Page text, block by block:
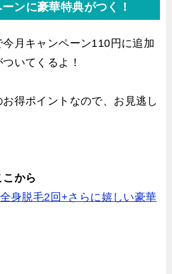
ンに豪華特典がつく！
月キャンペーン110円に追加
いてくるよ！
得ポイントなので、お見逃し
から
身脱毛2回+さらに嬉しい豪華